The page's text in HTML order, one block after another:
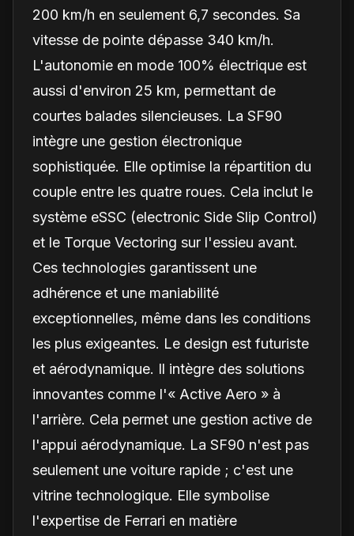
200 km/h en seulement 6,7 secondes. Sa
vitesse de pointe dépasse 340 km/h.
L'autonomie en mode 100% électrique est
aussi d'environ 25 km, permettant de
courtes balades silencieuses. La SF90
intègre une gestion électronique
sophistiquée. Elle optimise la répartition du
couple entre les quatre roues. Cela inclut le
système eSSC (electronic Side Slip Control)
et le Torque Vectoring sur l'essieu avant.
Ces technologies garantissent une
adhérence et une maniabilité
exceptionnelles, même dans les conditions
les plus exigeantes. Le design est futuriste
et aérodynamique. Il intègre des solutions
innovantes comme l'« Active Aero » à
l'arrière. Cela permet une gestion active de
l'appui aérodynamique. La SF90 n'est pas
seulement une voiture rapide ; c'est une
vitrine technologique. Elle symbolise
l'expertise de Ferrari en matière